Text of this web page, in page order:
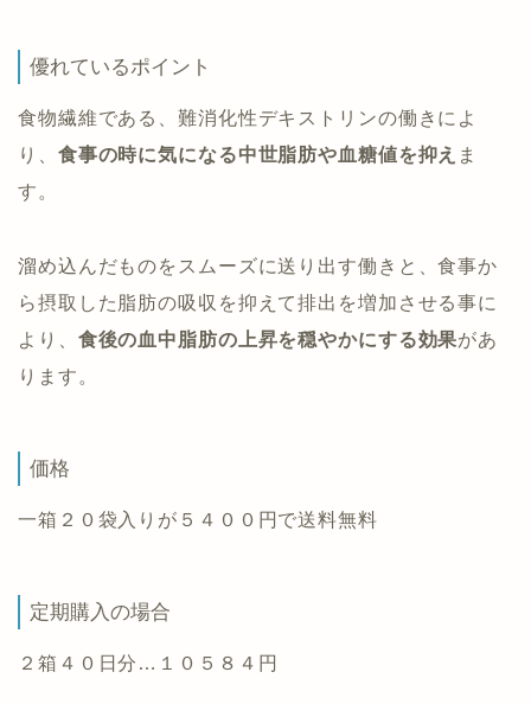
優れているポイント
食物繊維である、難消化性デキストリンの働きによ
り、 食事の時に気になる中世脂肪や血糖値を抑え ま
す。
溜め込んだものをスムーズに送り出す働きと、食事か
ら摂取した脂肪の吸収を抑えて排出を増加させる事に
より、 食後の血中脂肪の上昇を穏やかにする効果があ
ります。
価格
一箱２０袋入りが５４００円で送料無料
定期購入の場合
２箱４０日分…１０５８４円